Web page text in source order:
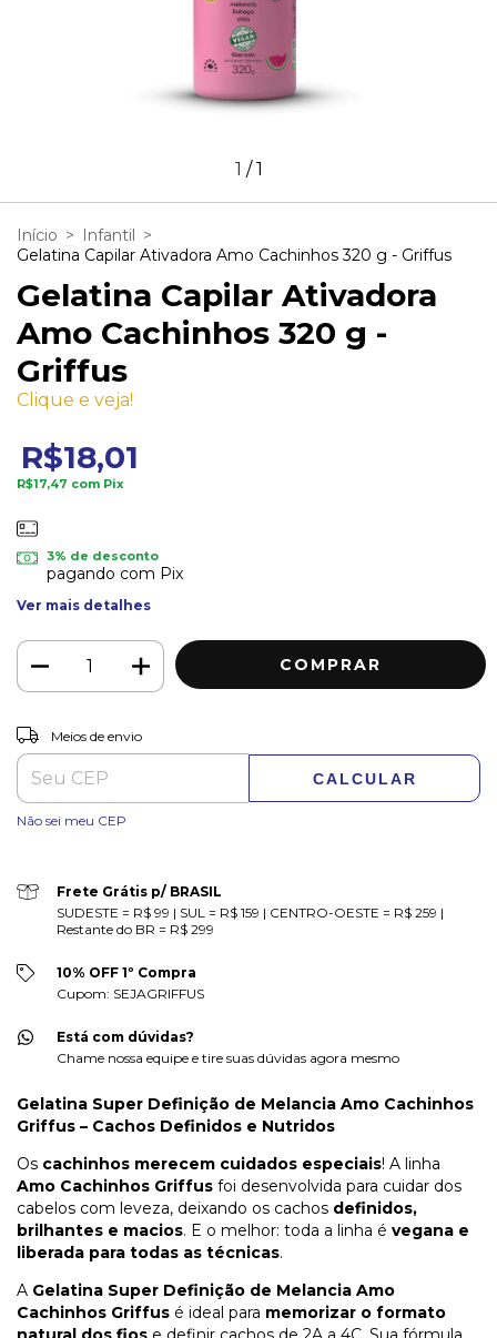
1 /1
Início > Infantil >
Gelatina Capilar Ativadora Amo Cachinhos 320 g - Griffus
Gelatina Capilar Ativadora
Amo Cachinhos 320 g -
Griffus
Clique e veja!
R$18,01
R$17,47 com Pix
3% de desconto
pagando com Pix
Ver mais detalhes
Entregas para o CEP:
Meios de envio
CALCULAR
Não sei meu CEP
Frete Grátis p/ BRASIL
SUDESTE = R$ 99 | SUL = R$ 159 | CENTRO-OESTE = R$ 259 |
Restante do BR = R$ 299
10% OFF 1º Compra
Cupom: SEJAGRIFFUS
Está com dúvidas?
Chame nossa equipe e tire suas dúvidas agora mesmo
Gelatina Super Definição de Melancia Amo Cachinhos
Griffus – Cachos Definidos e Nutridos
Os cachinhos merecem cuidados especiais! A linha
Amo Cachinhos Griffus foi desenvolvida para cuidar dos
cabelos com leveza, deixando os cachos definidos,
brilhantes e macios. E o melhor: toda a linha é vegana e
liberada para todas as técnicas.
A Gelatina Super Definição de Melancia Amo
Cachinhos Griffus é ideal para memorizar o formato